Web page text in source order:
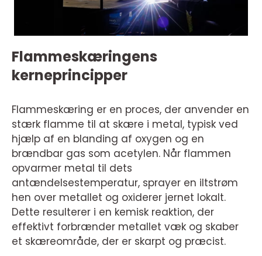
Flammeskæringens
kerneprincipper
Flammeskæring er en proces, der anvender en
stærk flamme til at skære i metal, typisk ved
hjælp af en blanding af oxygen og en
brændbar gas som acetylen. Når flammen
opvarmer metal til dets
antændelsestemperatur, sprayer en iltstrøm
hen over metallet og oxiderer jernet lokalt.
Dette resulterer i en kemisk reaktion, der
effektivt forbrænder metallet væk og skaber
et skæreområde, der er skarpt og præcist.